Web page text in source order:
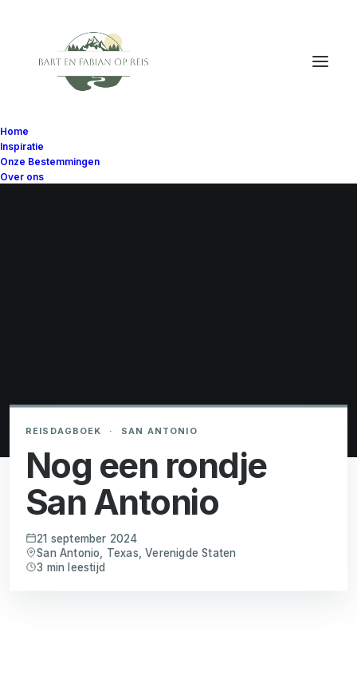
Home
Inspiratie
Onze Bestemmingen
Over ons
Nog een rondje
San Antonio
REISDAGBOEK · SAN ANTONIO
21 september 2024
San Antonio, Texas, Verenigde Staten
3 min leestijd